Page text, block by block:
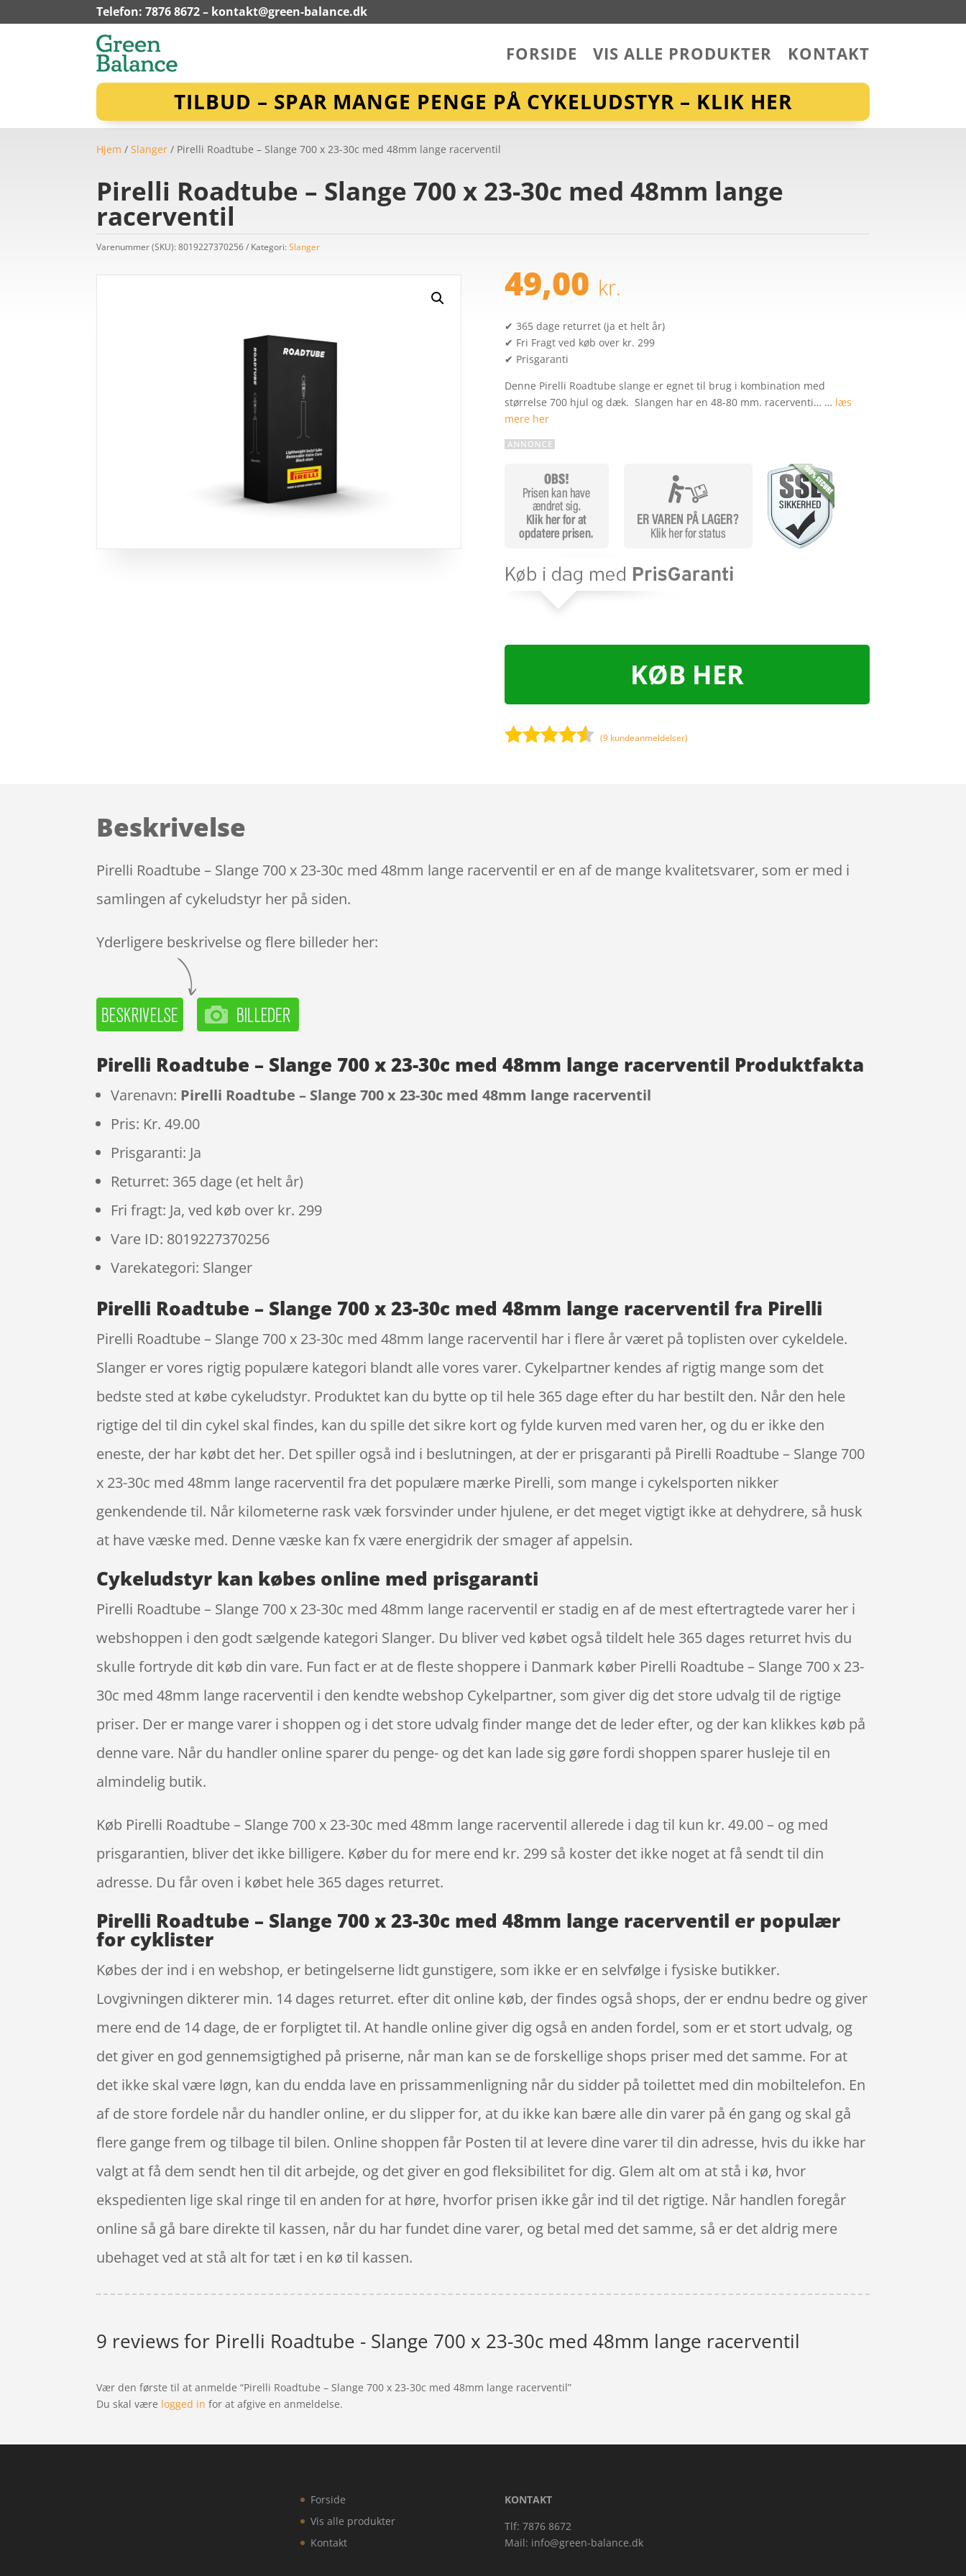
Telefon: 7876 8672 – kontakt@green-balance.dk
FORSIDE VIS ALLE PRODUKTER KONTAKT
TILBUD – SPAR MANGE PENGE PÅ CYKELUDSTYR – KLIK HER
Hjem /Slanger / Pirelli Roadtube – Slange 700 x 23-30c med 48mm lange racerventil
Pirelli Roadtube – Slange 700 x 23-30c med 48mm lange
racerventil
Varenummer (SKU):8019227370256 Kategori:Slanger
49,00 kr.
✔ 365 dage returret (ja et helt år)
✔ Fri Fragt ved køb over kr. 299
✔ Prisgaranti
Denne Pirelli Roadtube slange er egnet til brug i kombination med
størrelse 700 hjul og dæk. Slangen har en 48-80 mm. racerventi… … læs
mere her
KØB HER
mmelser
(9 kundeanmeldelser)
Beskrivelse
Pirelli Roadtube – Slange 700 x 23-30c med 48mm lange racerventil er en af de mange kvalitetsvarer, som er med i
samlingen af cykeludstyr her på siden.
Yderligere beskrivelse og flere billeder her:
Pirelli Roadtube – Slange 700 x 23-30c med 48mm lange racerventil Produktfakta
Varenavn: Pirelli Roadtube – Slange 700 x 23-30c med 48mm lange racerventil
Pris: Kr. 49.00
Prisgaranti: Ja
Returret: 365 dage (et helt år)
Fri fragt: Ja, ved køb over kr. 299
Vare ID: 8019227370256
Varekategori: Slanger
Pirelli Roadtube – Slange 700 x 23-30c med 48mm lange racerventil fra Pirelli
Pirelli Roadtube – Slange 700 x 23-30c med 48mm lange racerventil har i flere år været på toplisten over cykeldele.
Slanger er vores rigtig populære kategori blandt alle vores varer. Cykelpartner kendes af rigtig mange som det
bedste sted at købe cykeludstyr. Produktet kan du bytte op til hele 365 dage efter du har bestilt den. Når den hele
rigtige del til din cykel skal findes, kan du spille det sikre kort og fylde kurven med varen her, og du er ikke den
eneste, der har købt det her. Det spiller også ind i beslutningen, at der er prisgaranti på Pirelli Roadtube – Slange 700
x 23-30c med 48mm lange racerventil fra det populære mærke Pirelli, som mange i cykelsporten nikker
genkendende til. Når kilometerne rask væk forsvinder under hjulene, er det meget vigtigt ikke at dehydrere, så husk
at have væske med. Denne væske kan fx være energidrik der smager af appelsin.
Cykeludstyr kan købes online med prisgaranti
Pirelli Roadtube – Slange 700 x 23-30c med 48mm lange racerventil er stadig en af de mest eftertragtede varer her i
webshoppen i den godt sælgende kategori Slanger. Du bliver ved købet også tildelt hele 365 dages returret hvis du
skulle fortryde dit køb din vare. Fun fact er at de fleste shoppere i Danmark køber Pirelli Roadtube – Slange 700 x 23-
30c med 48mm lange racerventil i den kendte webshop Cykelpartner, som giver dig det store udvalg til de rigtige
priser. Der er mange varer i shoppen og i det store udvalg finder mange det de leder efter, og der kan klikkes køb på
denne vare. Når du handler online sparer du penge- og det kan lade sig gøre fordi shoppen sparer husleje til en
almindelig butik.
Køb Pirelli Roadtube – Slange 700 x 23-30c med 48mm lange racerventil allerede i dag til kun kr. 49.00 – og med
prisgarantien, bliver det ikke billigere. Køber du for mere end kr. 299 så koster det ikke noget at få sendt til din
adresse. Du får oven i købet hele 365 dages returret.
Pirelli Roadtube – Slange 700 x 23-30c med 48mm lange racerventil er populær
for cyklister
Købes der ind i en webshop, er betingelserne lidt gunstigere, som ikke er en selvfølge i fysiske butikker.
Lovgivningen dikterer min. 14 dages returret. efter dit online køb, der findes også shops, der er endnu bedre og giver
mere end de 14 dage, de er forpligtet til. At handle online giver dig også en anden fordel, som er et stort udvalg, og
det giver en god gennemsigtighed på priserne, når man kan se de forskellige shops priser med det samme. For at
det ikke skal være løgn, kan du endda lave en prissammenligning når du sidder på toilettet med din mobiltelefon. En
af de store fordele når du handler online, er du slipper for, at du ikke kan bære alle din varer på én gang og skal gå
flere gange frem og tilbage til bilen. Online shoppen får Posten til at levere dine varer til din adresse, hvis du ikke har
valgt at få dem sendt hen til dit arbejde, og det giver en god fleksibilitet for dig. Glem alt om at stå i kø, hvor
ekspedienten lige skal ringe til en anden for at høre, hvorfor prisen ikke går ind til det rigtige. Når handlen foregår
online så gå bare direkte til kassen, når du har fundet dine varer, og betal med det samme, så er det aldrig mere
ubehaget ved at stå alt for tæt i en kø til kassen.
9 reviews for Pirelli Roadtube - Slange 700 x 23-30c med 48mm lange racerventil
Vær den første til at anmelde “Pirelli Roadtube – Slange 700 x 23-30c med 48mm lange racerventil”
Du skal være logged in for at afgive en anmeldelse.
Forside
Vis alle produkter
Kontakt
KONTAKT
Tlf: 7876 8672
Mail: info@green-balance.dk